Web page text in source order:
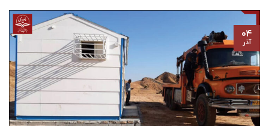
۰۴
آذر